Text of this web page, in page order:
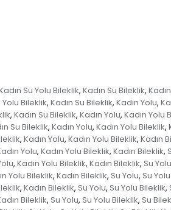
Su Yolu Bileklik, Kadın Su Bileklik,
Yolu Bileklik, Kadın Su Bileklik, Kadın Yolu,
, Kadın Su Bileklik, Kadın Yolu, Kadın Yolu
Su Bileklik, Kadın Yolu, Kadın Yolu Bileklik,
, Kadın Yolu, Kadın Yolu Bileklik, Kadın
Yolu, Kadın Yolu Bileklik, Kadın Bileklik,
, Kadın Yolu Bileklik, Kadın Bileklik, Su Yolu
Yolu Bileklik, Kadın Bileklik, Su Yolu, Su
, Kadın Bileklik, Su Yolu, Su Yolu Bileklik,
Bileklik, Su Yolu, Su Yolu Bileklik, Su